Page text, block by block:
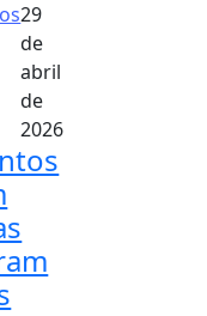
29
de
abril
de
2026